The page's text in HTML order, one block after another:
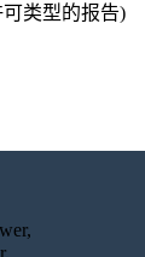
类型的报告)